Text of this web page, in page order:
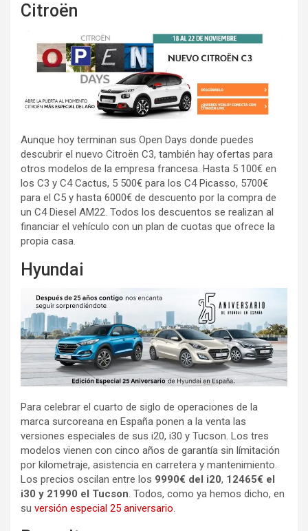
Citroën
Aunque hoy terminan sus Open Days donde puedes
descubrir el nuevo Citroën C3, también hay ofertas para
otros modelos de la empresa francesa. Hasta 5 100€ en
los C3 y C4 Cactus, 5 500€ para los C4 Picasso, 5700€
para el C5 y hasta 6000€ de descuento por la compra de
un C4 Diesel AM22. Todos los descuentos se realizan al
financiar el vehículo con un plan de cuotas que ofrece la
propia casa.
Hyundai
Para celebrar el cuarto de siglo de operaciones de la
marca surcoreana en España ponen a la venta las
versiones especiales de sus i20, i30 y Tucson. Los tres
modelos vienen con cinco años de garantía sin límitación
por kilometraje, asistencia en carretera y mantenimiento.
Los precios oscilan entre los 9990€ del i20, 12465€ el
i30 y 21990 el Tucson. Todos, como ya hemos dicho, en
su versión especial 25 aniversario.